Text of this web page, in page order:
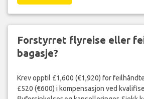
Forstyrret flyreise eller
bagasje?
Krev opptil £1,600 (€1,920) for
£520 (€600) i kompensasjon ved